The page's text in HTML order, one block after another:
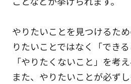
やりたいことを見つけるた
りたいことではなく「できる
「やりたくないこと」を考
また、やりたいことが必ず